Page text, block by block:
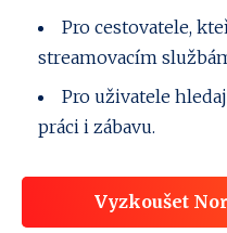
Pro cestovatele,
streamovacím
Pro uživatele
práci i zábavu.
Vyzkoušet